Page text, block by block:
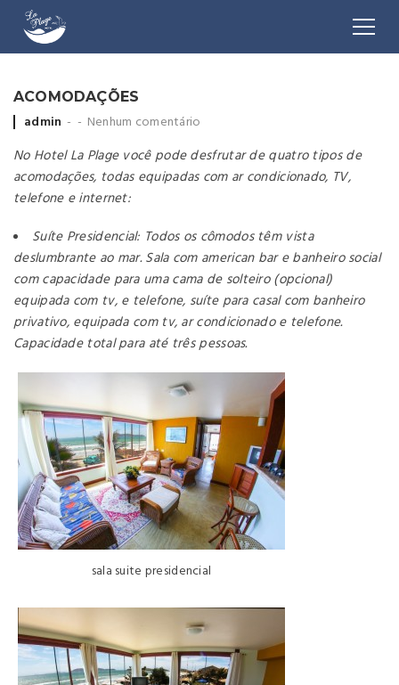
ACOMODAÇÕES
Posted by
admin Nenhum comentário
No Hotel La Plage você pode desfrutar de quatro tipos de
acomodações, todas equipadas com ar condicionado, TV,
telefone e internet:
Suíte Presidencial: Todos os cômodos têm vista
deslumbrante ao mar. Sala com american bar e banheiro social
com capacidade para uma cama de solteiro (opcional)
equipada com tv, e telefone, suíte para casal com banheiro
privativo, equipada com tv, ar condicionado e telefone.
Capacidade total para até três pessoas.
sala suite presidencial